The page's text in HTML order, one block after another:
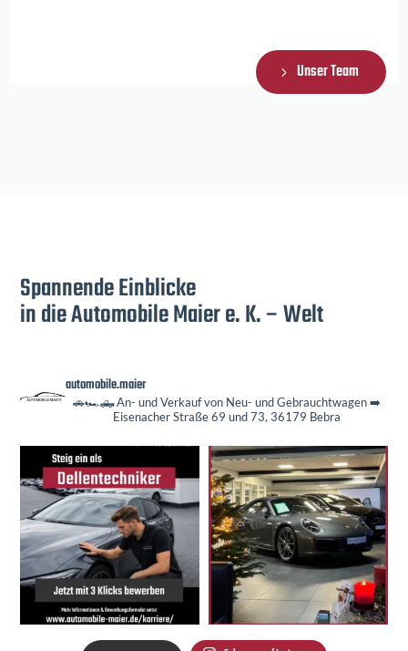
Unser Team
Spannende Einblicke
in die Automobile Maier e. K. – Welt
automobile.maier
🚗🏎️🛻 An- und Verkauf von Neu- und Gebrauchtwagen➡️
Eisenacher Straße 69 und 73, 36179 Bebra